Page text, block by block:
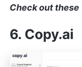
Check out these
6. Copy.ai